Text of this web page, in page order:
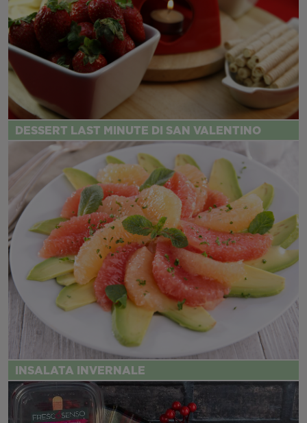
DESSERT LAST MINUTE DI SAN VALENTINO
INSALATA INVERNALE